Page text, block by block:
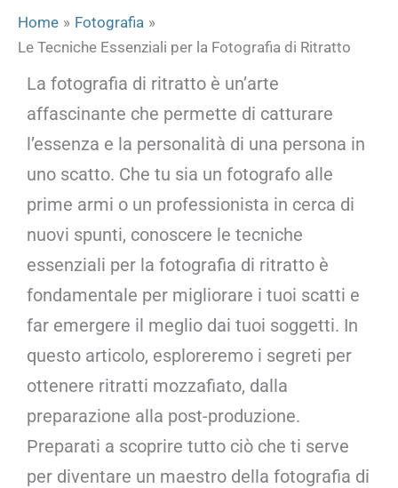
Home
Fotografia
Le Tecniche Essenziali per la Fotografia di Ritratto
La fotografia di ritratto è un’arte
affascinante che permette di catturare
l’essenza e la personalità di una persona in
uno scatto. Che tu sia un fotografo alle
prime armi o un professionista in cerca di
nuovi spunti, conoscere le tecniche
essenziali per la fotografia di ritratto è
fondamentale per migliorare i tuoi scatti e
far emergere il meglio dai tuoi soggetti. In
questo articolo, esploreremo i segreti per
ottenere ritratti mozzafiato, dalla
preparazione alla post-produzione.
Preparati a scoprire tutto ciò che ti serve
per diventare un maestro della fotografia di